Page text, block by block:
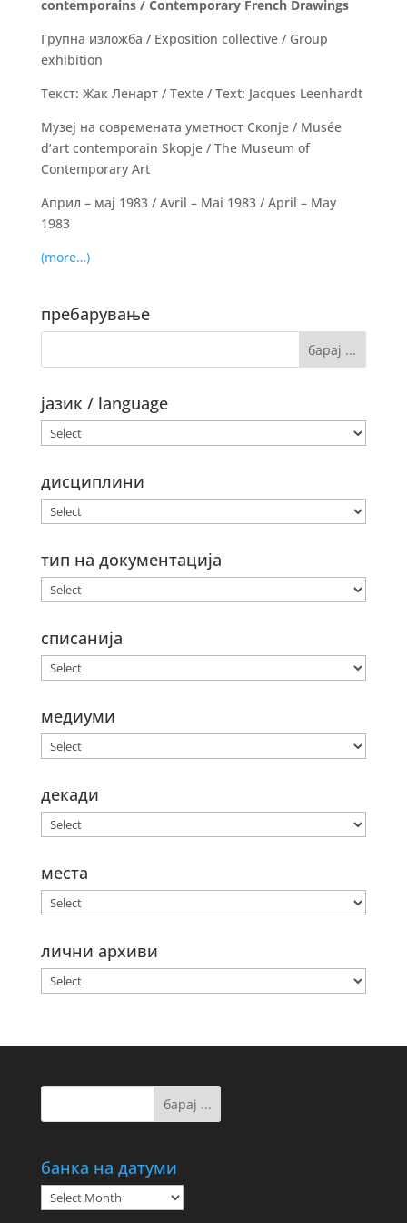
contemporains / Contemporary French Drawings
Групна изложба / Exposition collective / Group
exhibition
Текст: Жак Ленарт / Texte / Text: Jacques Leenhardt
Музеј на современата уметност Скопје / Musée
d’art contemporain Skopje / The Museum of
Contemporary Art
Април – мај 1983 / Avril – Mai 1983 / April – May
1983
(more…)
пребарување
јазик / language
дисциплини
тип на документација
списанија
медиуми
декади
места
лични архиви
банка на датуми
банка
на